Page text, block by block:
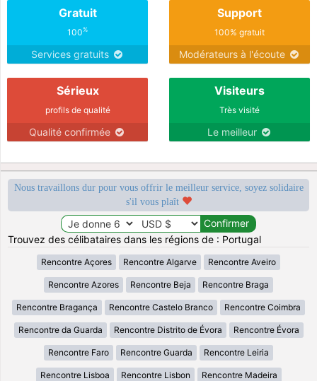
Gratuit
100%
Services gratuits
Support
100% gratuit
Modérateurs à l'écoute
Sérieux
profils de qualité
Qualité confirmée
Visiteurs
Très visité
Le meilleur
Nous travaillons dur pour vous offrir le meilleur service, soyez solidaire
s'il vous plaît
Trouvez des célibataires dans les régions de : Portugal
Rencontre Açores Rencontre Algarve Rencontre Aveiro
Rencontre Azores Rencontre Beja Rencontre Braga
Rencontre Bragança Rencontre Castelo Branco Rencontre Coimbra
Rencontre da Guarda Rencontre Distrito de Évora Rencontre Évora
Rencontre Faro Rencontre Guarda Rencontre Leiria
Rencontre Lisboa Rencontre Lisbon Rencontre Madeira